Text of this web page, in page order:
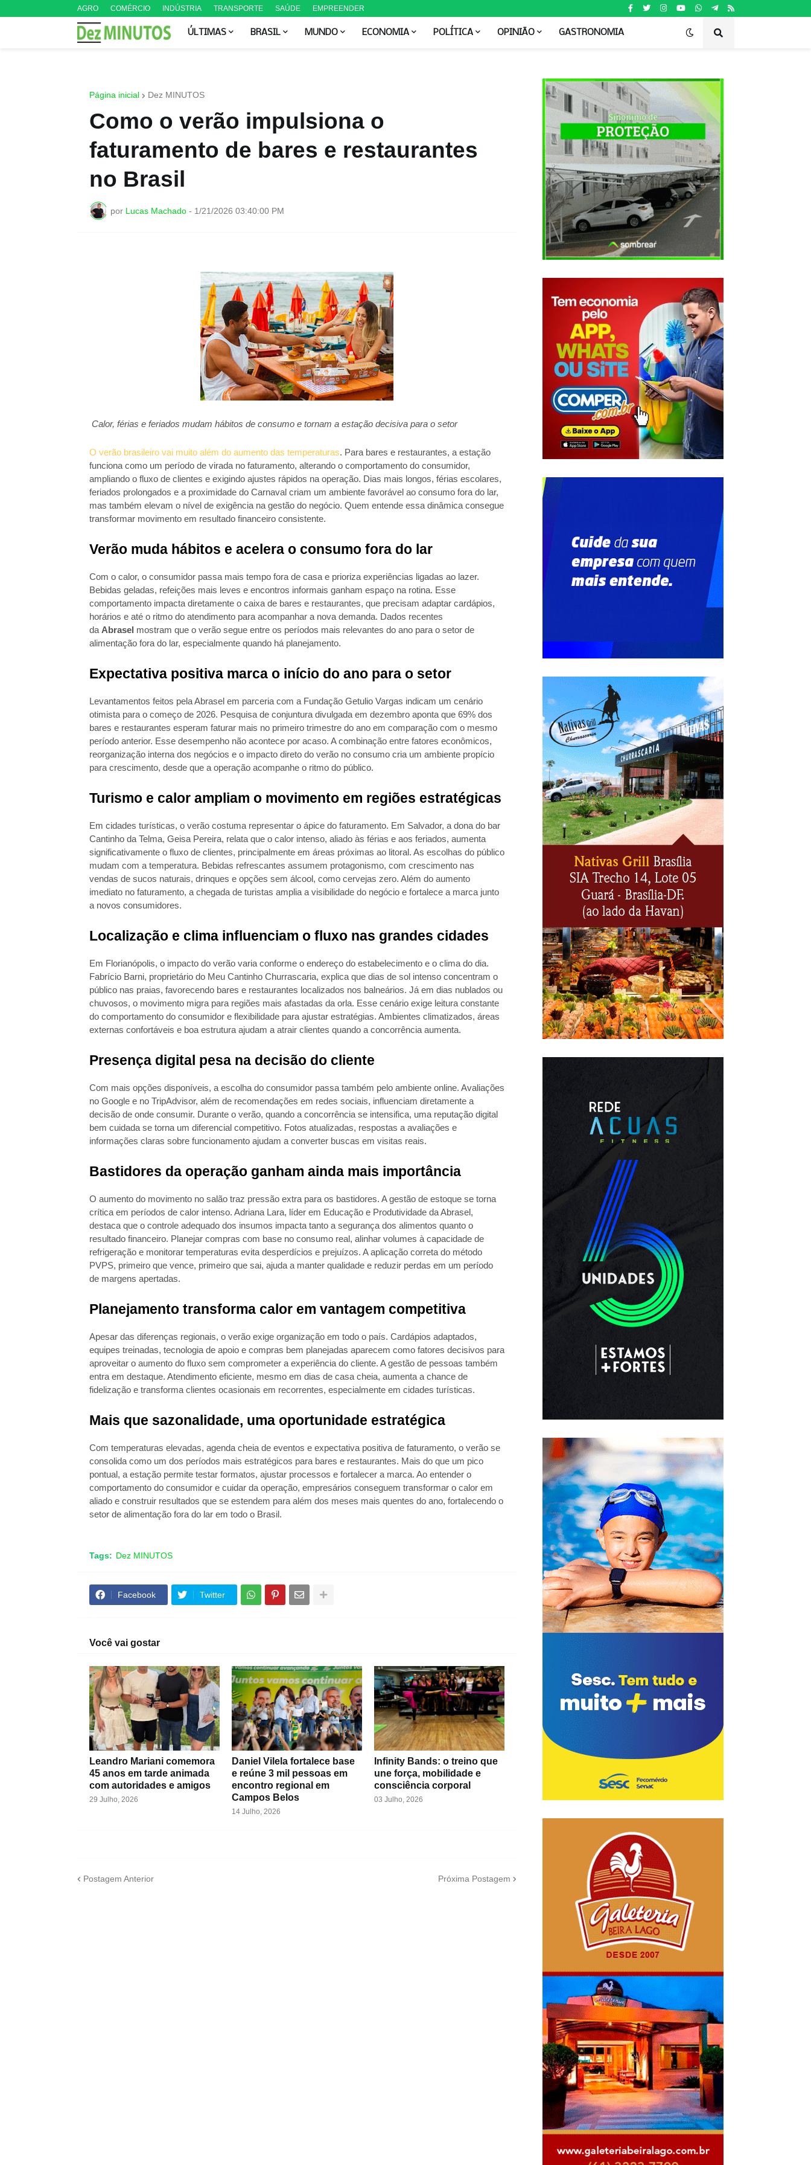
AGRO COMÉRCIO INDÚSTRIA TRANSPORTE SAÚDE EMPREENDER
ÚLTIMAS BRASIL MUNDO ECONOMIA POLÍTICA OPINIÃO GASTRONOMIA
Página inicial Dez MINUTOS
Como o verão impulsiona o
faturamento de bares e restaurantes
no Brasil
por Lucas Machado - 1/21/2026 03:40:00 PM
Calor, férias e feriados mudam hábitos de consumo e tornam a estação decisiva para o setor
O verão brasileiro vai muito além do aumento das temperaturas. Para bares e restaurantes, a estação
funciona como um período de virada no faturamento, alterando o comportamento do consumidor,
ampliando o fluxo de clientes e exigindo ajustes rápidos na operação. Dias mais longos, férias escolares,
feriados prolongados e a proximidade do Carnaval criam um ambiente favorável ao consumo fora do lar,
mas também elevam o nível de exigência na gestão do negócio. Quem entende essa dinâmica consegue
transformar movimento em resultado financeiro consistente.
Verão muda hábitos e acelera o consumo fora do lar
Com o calor, o consumidor passa mais tempo fora de casa e prioriza experiências ligadas ao lazer.
Bebidas geladas, refeições mais leves e encontros informais ganham espaço na rotina. Esse
comportamento impacta diretamente o caixa de bares e restaurantes, que precisam adaptar cardápios,
horários e até o ritmo do atendimento para acompanhar a nova demanda. Dados recentes
da Abrasel mostram que o verão segue entre os períodos mais relevantes do ano para o setor de
alimentação fora do lar, especialmente quando há planejamento.
Expectativa positiva marca o início do ano para o setor
Levantamentos feitos pela Abrasel em parceria com a Fundação Getulio Vargas indicam um cenário
otimista para o começo de 2026. Pesquisa de conjuntura divulgada em dezembro aponta que 69% dos
bares e restaurantes esperam faturar mais no primeiro trimestre do ano em comparação com o mesmo
período anterior. Esse desempenho não acontece por acaso. A combinação entre fatores econômicos,
reorganização interna dos negócios e o impacto direto do verão no consumo cria um ambiente propício
para crescimento, desde que a operação acompanhe o ritmo do público.
Turismo e calor ampliam o movimento em regiões estratégicas
Em cidades turísticas, o verão costuma representar o ápice do faturamento. Em Salvador, a dona do bar
Cantinho da Telma, Geisa Pereira, relata que o calor intenso, aliado às férias e aos feriados, aumenta
significativamente o fluxo de clientes, principalmente em áreas próximas ao litoral. As escolhas do público
mudam com a temperatura. Bebidas refrescantes assumem protagonismo, com crescimento nas
vendas de sucos naturais, drinques e opções sem álcool, como cervejas zero. Além do aumento
imediato no faturamento, a chegada de turistas amplia a visibilidade do negócio e fortalece a marca junto
a novos consumidores.
Localização e clima influenciam o fluxo nas grandes cidades
Em Florianópolis, o impacto do verão varia conforme o endereço do estabelecimento e o clima do dia.
Fabrício Barni, proprietário do Meu Cantinho Churrascaria, explica que dias de sol intenso concentram o
público nas praias, favorecendo bares e restaurantes localizados nos balneários. Já em dias nublados ou
chuvosos, o movimento migra para regiões mais afastadas da orla. Esse cenário exige leitura constante
do comportamento do consumidor e flexibilidade para ajustar estratégias. Ambientes climatizados, áreas
externas confortáveis e boa estrutura ajudam a atrair clientes quando a concorrência aumenta.
Presença digital pesa na decisão do cliente
Com mais opções disponíveis, a escolha do consumidor passa também pelo ambiente online. Avaliações
no Google e no TripAdvisor, além de recomendações em redes sociais, influenciam diretamente a
decisão de onde consumir. Durante o verão, quando a concorrência se intensifica, uma reputação digital
bem cuidada se torna um diferencial competitivo. Fotos atualizadas, respostas a avaliações e
informações claras sobre funcionamento ajudam a converter buscas em visitas reais.
Bastidores da operação ganham ainda mais importância
O aumento do movimento no salão traz pressão extra para os bastidores. A gestão de estoque se torna
crítica em períodos de calor intenso. Adriana Lara, líder em Educação e Produtividade da Abrasel,
destaca que o controle adequado dos insumos impacta tanto a segurança dos alimentos quanto o
resultado financeiro. Planejar compras com base no consumo real, alinhar volumes à capacidade de
refrigeração e monitorar temperaturas evita desperdícios e prejuízos. A aplicação correta do método
PVPS, primeiro que vence, primeiro que sai, ajuda a manter qualidade e reduzir perdas em um período
de margens apertadas.
Planejamento transforma calor em vantagem competitiva
Apesar das diferenças regionais, o verão exige organização em todo o país. Cardápios adaptados,
equipes treinadas, tecnologia de apoio e compras bem planejadas aparecem como fatores decisivos para
aproveitar o aumento do fluxo sem comprometer a experiência do cliente. A gestão de pessoas também
entra em destaque. Atendimento eficiente, mesmo em dias de casa cheia, aumenta a chance de
fidelização e transforma clientes ocasionais em recorrentes, especialmente em cidades turísticas.
Mais que sazonalidade, uma oportunidade estratégica
Com temperaturas elevadas, agenda cheia de eventos e expectativa positiva de faturamento, o verão se
consolida como um dos períodos mais estratégicos para bares e restaurantes. Mais do que um pico
pontual, a estação permite testar formatos, ajustar processos e fortalecer a marca. Ao entender o
comportamento do consumidor e cuidar da operação, empresários conseguem transformar o calor em
aliado e construir resultados que se estendem para além dos meses mais quentes do ano, fortalecendo o
setor de alimentação fora do lar em todo o Brasil.
Tags: Dez MINUTOS
Facebook Twitter
Você vai gostar
Leandro Mariani comemora
45 anos em tarde animada
com autoridades e amigos
29 Julho, 2026
Daniel Vilela fortalece base
e reúne 3 mil pessoas em
encontro regional em
Campos Belos
14 Julho, 2026
Infinity Bands: o treino que
une força, mobilidade e
consciência corporal
03 Julho, 2026
Postagem Anterior Próxima Postagem